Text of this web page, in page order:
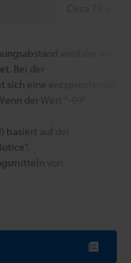
Circa 75 g
wird der auf
Bei der
eine entsprechende
der Wert "-99"
basiert auf der
von